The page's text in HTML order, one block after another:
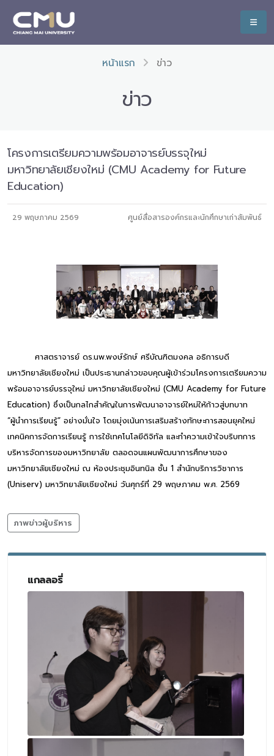
หน้าแรก ข่าว
ข่าว
โครงการเตรียมความพร้อมอาจารย์บรรจุใหม่
มหาวิทยาลัยเชียงใหม่ (CMU Academy for Future
Education)
29 พฤษภาคม 2569 ศูนย์สื่อสารองค์กรและนักศึกษาเก่าสัมพันธ์
ศาสตราจารย์ ดร.นพ.พงษ์รักษ์ ศรีบัณฑิตมงคล อธิการบดี
มหาวิทยาลัยเชียงใหม่ เป็นประธานกล่าวขอบคุณผู้เข้าร่วมโครงการเตรียมความ
พร้อมอาจารย์บรรจุใหม่ มหาวิทยาลัยเชียงใหม่ (CMU Academy for Future
Education) ซึ่งเป็นกลไกสำคัญในการพัฒนาอาจารย์ใหม่ให้ก้าวสู่บทบาท
“ผู้นำการเรียนรู้” อย่างมั่นใจ โดยมุ่งเน้นการเสริมสร้างทักษะการสอนยุคใหม่
เทคนิคการจัดการเรียนรู้ การใช้เทคโนโลยีดิจิทัล และทำความเข้าใจบริบทการ
บริหารจัดการของมหาวิทยาลัย ตลอดจนแผนพัฒนาการศึกษาของ
มหาวิทยาลัยเชียงใหม่ ณ ห้องประชุมอินทนิล ชั้น 1 สำนักบริการวิชาการ
(Uniserv) มหาวิทยาลัยเชียงใหม่ วันศุกร์ที่ 29 พฤษภาคม พ.ศ. 2569
ภาพข่าวผู้บริหาร
แกลลอรี่